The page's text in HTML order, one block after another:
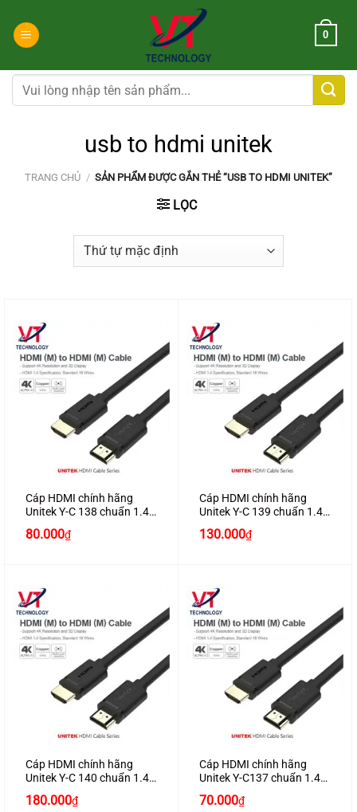
đến
dung
0
Tìm
kiếm:
usb to hdmi unitek
TRANG CHỦ / SẢN PHẨM ĐƯỢC GẮN THẺ “USB TO HDMI UNITEK”
LỌC
Cáp HDMI chính hãng
Unitek Y-C 138 chuẩn 1.4
cao cấp
80.000₫
Cáp HDMI chính hãng
Unitek Y-C 139 chuẩn 1.4
cao cấp
130.000₫
Cáp HDMI chính hãng
Unitek Y-C 140 chuẩn 1.4
cao cấp
180.000₫
Cáp HDMI chính hãng
Unitek Y-C137 chuẩn 1.4
cao cấp
70.000₫